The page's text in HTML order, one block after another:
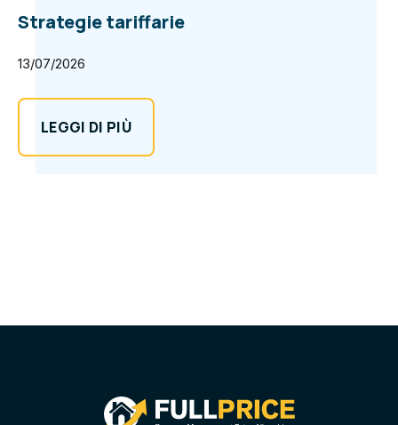
Strategie tariffarie
13/07/2026
LEGGI DI PIÙ